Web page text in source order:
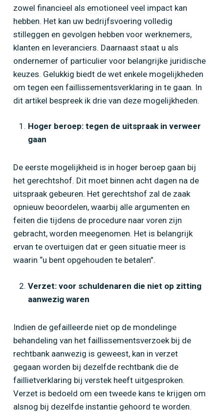
»Wat te doen bij faillissement?
zowel financieel als emotioneel veel impact kan
hebben. Het kan uw bedrijfsvoering volledig
stilleggen en gevolgen hebben voor werknemers,
klanten en leveranciers. Daarnaast staat u als
ondernemer of particulier voor belangrijke juridische
keuzes. Gelukkig biedt de wet enkele mogelijkheden
om tegen een faillissementsverklaring in te gaan. In
dit artikel bespreek ik drie van deze mogelijkheden.
Hoger beroep: tegen de uitspraak in verweer
gaan
De eerste mogelijkheid is in hoger beroep gaan bij
het gerechtshof. Dit moet binnen acht dagen na de
uitspraak gebeuren. Het gerechtshof zal de zaak
opnieuw beoordelen, waarbij alle argumenten en
feiten die tijdens de procedure naar voren zijn
gebracht, worden meegenomen. Het is belangrijk
ervan te overtuigen dat er geen situatie meer is
waarin “u bent opgehouden te betalen”.
Verzet: voor schuldenaren die niet op zitting
aanwezig waren
Indien de gefailleerde niet op de mondelinge
behandeling van het faillissementsverzoek bij de
rechtbank aanwezig is geweest, kan in verzet
gegaan worden bij dezelfde rechtbank die de
faillietverklaring bij verstek heeft uitgesproken.
Verzet is bedoeld om een tweede kans te krijgen om
alsnog bij dezelfde instantie gehoord te worden.